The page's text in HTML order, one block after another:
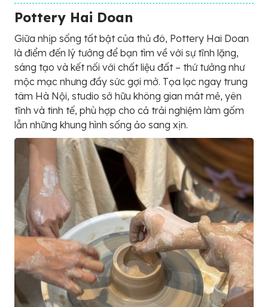
Pottery Hai Doan
Giữa nhịp sống tất bật của thủ đô, Pottery Hai Doan
là điểm đến lý tưởng để bạn tìm về với sự tĩnh lặng,
sáng tạo và kết nối với chất liệu đất – thứ tưởng như
mộc mạc nhưng đầy sức gợi mở. Tọa lạc ngay trung
tâm Hà Nội, studio sở hữu không gian mát mẻ, yên
tĩnh và tinh tế, phù hợp cho cả trải nghiệm làm gốm
lẫn những khung hình sống ảo sang xịn.